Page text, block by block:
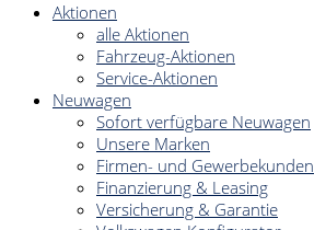
Aktionen
alle Aktionen
Fahrzeug-Aktionen
Service-Aktionen
Neuwagen
Sofort verfügbare Neuwagen
Unsere Marken
Firmen- und Gewerbekunden
Finanzierung & Leasing
Versicherung & Garantie